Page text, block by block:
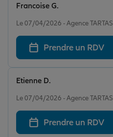
Le 07/04/2026 - Agence TARTAS
Francoise G.
Prendre un RDV
Le 07/04/2026 - Agence TARTAS
Etienne D.
Prendre un RDV